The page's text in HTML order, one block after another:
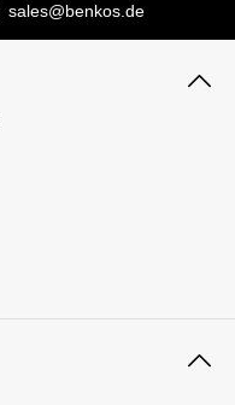
sales@benkos.de